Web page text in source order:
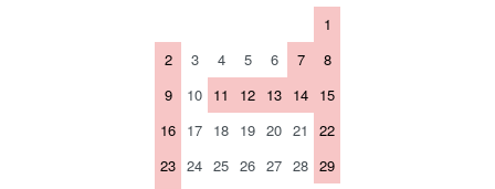
1
2
3 4 5 6 7
8
9
10 11 12 13 14 15
16 17 18 19 20 21
22
23 24 25 26 27 28 29